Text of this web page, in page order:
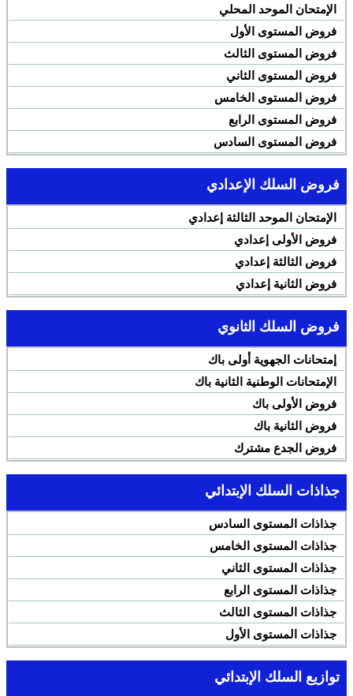
الإمتحان الموحد المحلي
فروض المستوى الأول
فروض المستوى الثالث
فروض المستوى الثاني
فروض المستوى الخامس
فروض المستوى الرابع
فروض المستوى السادس
فروض السلك الإعدادي
الإمتحان الموحد الثالثة إعدادي
فروض الأولى إعدادي
فروض الثالثة إعدادي
فروض الثانية إعدادي
فروض السلك الثانوي
إمتحانات الجهوية أولى باك
الإمتحانات الوطنية الثانية باك
فروض الأولى باك
فروض الثانية باك
فروض الجدع مشترك
جذاذات السلك الإبتدائي
جذاذات المستوى السادس
جذاذات المستوى الخامس
جذاذات المستوى الثاني
جذاذات المستوى الرابع
جذاذات المستوى الثالث
جذاذات المستوى الأول
توازيع السلك الإبتدائي